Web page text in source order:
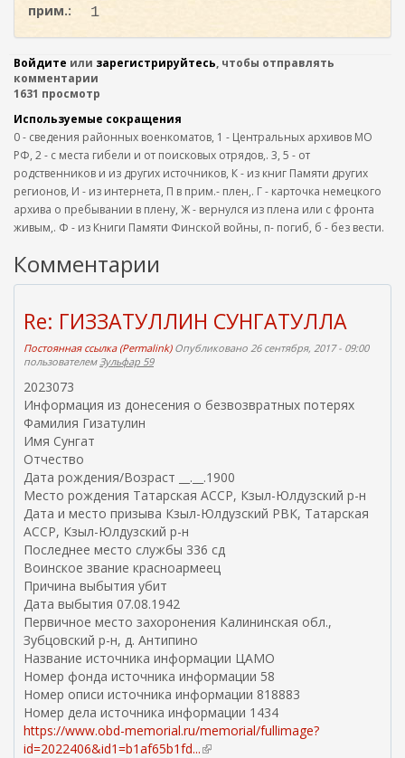
прим.:
1
Войдите или зарегистрируйтесь, чтобы отправлять
комментарии
1631 просмотр
Используемые сокращения
0 - сведения районных военкоматов, 1 - Центральных архивов МО
РФ, 2 - с места гибели и от поисковых отрядов,. 3, 5 - от
родственников и из других источников, К - из книг Памяти других
регионов, И - из интернета, П в прим.- плен,. Г - карточка немецкого
архива о пребывании в плену, Ж - вернулся из плена или с фронта
живым,. Ф - из Книги Памяти Финской войны, п- погиб, б - без вести.
Комментарии
Re: ГИЗЗАТУЛЛИН СУНГАТУЛЛА
Постоянная ссылка (Permalink)Опубликовано 26 сентября, 2017 - 09:00
пользователемЗульфар 59
2023073
Информация из донесения о безвозвратных потерях
Фамилия Гизатулин
Имя Сунгат
Отчество
Дата рождения/Возраст __.__.1900
Место рождения Татарская АССР, Кзыл-Юлдузский р-н
Дата и место призыва Кзыл-Юлдузский РВК, Татарская
АССР, Кзыл-Юлдузский р-н
Последнее место службы 336 сд
Воинское звание красноармеец
Причина выбытия убит
Дата выбытия 07.08.1942
Первичное место захоронения Калининская обл.,
Зубцовский р-н, д. Антипино
Название источника информации ЦАМО
Номер фонда источника информации 58
Номер описи источника информации 818883
Номер дела источника информации 1434
https://www.obd-memorial.ru/memorial/fullimage?
id=2022406&id1=b1af65b1fd...(